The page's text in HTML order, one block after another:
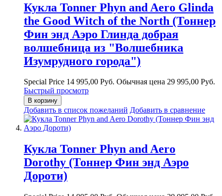
Кукла Tonner Phyn and Aero Glinda
the Good Witch of the North (Тоннер
Фин энд Аэро Глинда добрая
волшебница из "Волшебника
Изумрудного города")
Special Price 14 995,00 Руб. Обычная цена 29 995,00 Руб.
Быстрый просмотр
В корзину
Добавить в список пожеланий Добавить в сравнение
Кукла Tonner Phyn and Aero
Dorothy (Тоннер Фин энд Аэро
Дороти)